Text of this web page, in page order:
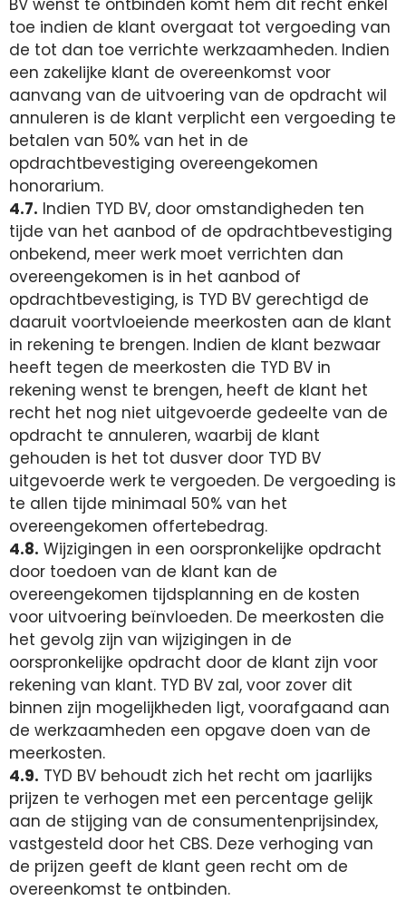
toe indien de klant overgaat tot vergoeding van
de tot dan toe verrichte werkzaamheden. Indien
een zakelijke klant de overeenkomst voor
aanvang van de uitvoering van de opdracht wil
annuleren is de klant verplicht een vergoeding te
betalen van 50% van het in de
opdrachtbevestiging overeengekomen
honorarium.
4.7. Indien TYD BV, door omstandigheden ten
tijde van het aanbod of de opdrachtbevestiging
onbekend, meer werk moet verrichten dan
overeengekomen is in het aanbod of
opdrachtbevestiging, is TYD BV gerechtigd de
daaruit voortvloeiende meerkosten aan de klant
in rekening te brengen. Indien de klant bezwaar
heeft tegen de meerkosten die TYD BV in
rekening wenst te brengen, heeft de klant het
recht het nog niet uitgevoerde gedeelte van de
opdracht te annuleren, waarbij de klant
gehouden is het tot dusver door TYD BV
uitgevoerde werk te vergoeden. De vergoeding is
te allen tijde minimaal 50% van het
overeengekomen offertebedrag.
4.8. Wijzigingen in een oorspronkelijke opdracht
door toedoen van de klant kan de
overeengekomen tijdsplanning en de kosten
voor uitvoering beïnvloeden. De meerkosten die
het gevolg zijn van wijzigingen in de
oorspronkelijke opdracht door de klant zijn voor
rekening van klant. TYD BV zal, voor zover dit
binnen zijn mogelijkheden ligt, voorafgaand aan
de werkzaamheden een opgave doen van de
meerkosten.
4.9. TYD BV behoudt zich het recht om jaarlijks
prijzen te verhogen met een percentage gelijk
aan de stijging van de consumentenprijsindex,
vastgesteld door het CBS. Deze verhoging van
de prijzen geeft de klant geen recht om de
overeenkomst te ontbinden.